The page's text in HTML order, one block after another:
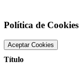
Política de Cookies
Aceptar Cookies
Título